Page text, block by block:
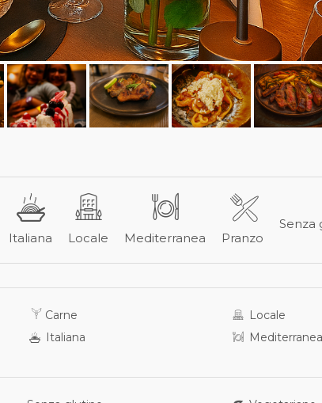
Italiana Locale Mediterranea Pranzo
Senza
Carne
Italiana
Locale
Mediterranea